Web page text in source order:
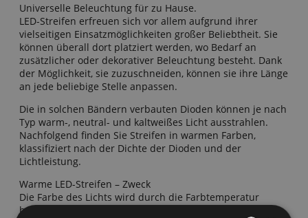
Universelle Beleuchtung für zu Hause.
LED-Streifen erfreuen sich vor allem aufgrund ihrer
vielseitigen Einsatzmöglichkeiten großer Beliebtheit. Sie
können überall dort platziert werden, wo Bedarf an
zusätzlicher oder dekorativer Beleuchtung besteht. Dank
der Möglichkeit, sie zuzuschneiden, können sie ihre Länge
an jede beliebige Stelle anpassen.
Die in solchen Bändern verbauten Dioden können je nach
Typ warm-, neutral- und kaltweißes Licht ausstrahlen.
Nachfolgend finden Sie Streifen in warmen Farben,
klassifiziert nach der Dichte der Dioden und der
Lichtleistung.
Warme LED-Streifen – Zweck
Die Farbe des Lichts wird durch die Farbtemperatur
bestimmt, ausgedrückt in Kelvin. Warmweißes Licht von